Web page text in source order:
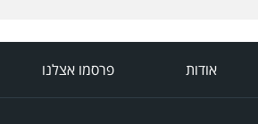
אודות פרסמו אצלנו